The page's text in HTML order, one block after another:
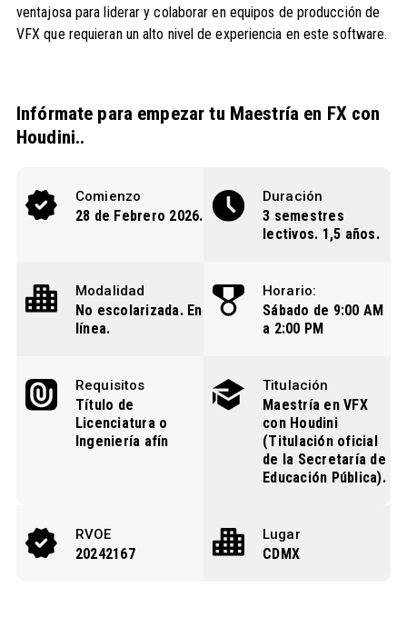
ventajosa para liderar y colaborar en equipos de producción de
VFX que requieran un alto nivel de experiencia en este software.
Infórmate para empezar tu Maestría en FX con
Houdini..
Comienzo
28 de Febrero 2026.
Duración
3 semestres
lectivos. 1,5 años.
Modalidad
No escolarizada. En
línea.
Horario:
Sábado de 9:00 AM
a 2:00 PM
Requisitos
Título de
Licenciatura o
Ingeniería afín
Titulación
Maestría en VFX
con Houdini
(Titulación oficial
de la Secretaría de
Educación Pública).
RVOE
20242167
Lugar
CDMX